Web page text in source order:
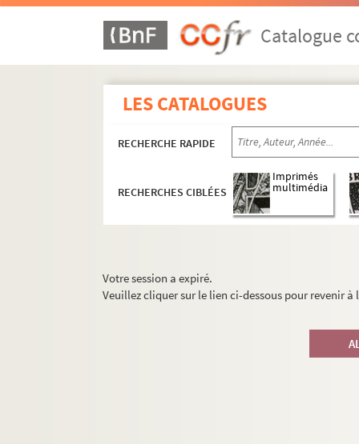
Catalogue
LES CATALOGUES
RECHERCHE RAPIDE
RECHERCHES CIBLÉES
Imprimés
multimédia
Votre session a expiré.
Veuillez cliquer sur le lien ci-dessous pour revenir